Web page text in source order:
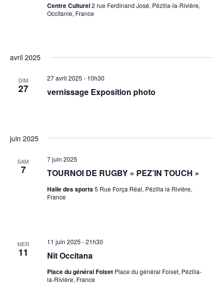
Centre Culturel2 rue Ferdinand José, Pézilla-la-Rivière,
Occitanie, France
avril 2025
DIM
27 vernissage Exposition photo
27 avril 2025 - 10h30
juin 2025
SAM
7 TOURNOI DE RUGBY « PEZ’IN TOUCH »
7 juin 2025
Halle des sports5 Rue Força Réal, Pézilla la Rivière,
France
MER
11 Nit Occitana
11 juin 2025 - 21h30
Place du général Foixet Place du général Foixet, Pézilla-
la-Rivière, France